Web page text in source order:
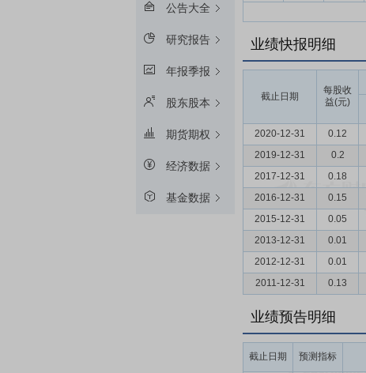
公告大全
研究报告
年报季报
股东股本
期货期权
经济数据
基金数据
业绩快报明细
截止日期
每股收
益(元)
2020-12-31
0.12
2019-12-31
0.2
2017-12-31
0.18
2016-12-31
0.15
2015-12-31
0.05
2013-12-31
0.01
2012-12-31
0.01
2011-12-31
0.13
业绩预告明细
截止日期 预测指标